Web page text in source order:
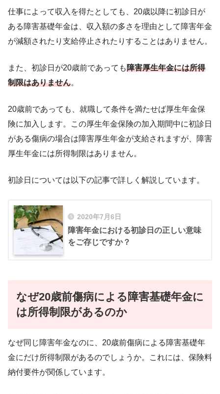
仕事によって収入を得たとしても、20歳以降に初診日が
ある障害基礎年金は、収入額の多さを理由として障害年金
が減額されたり支給停止されたりすることはありません。
また、初診日が20歳前であっても障害厚生年金には所得
制限はありません。
20歳前であっても、就職して条件を満たせば厚生年金保
険に加入します。この厚生年金保険の加入期間中に初診日
がある傷病の場合は障害厚生年金が支給されますが、障害
厚生年金には所得制限はありません。
初診日については以下の記事で詳しく解説しています。
2020年7月6日
障害年金における初診日の正しい意味
をご存じですか？
なぜ20歳前傷病による障害基礎年金に
は所得制限があるのか
なぜ同じ障害年金なのに、20歳前傷病による障害基礎年
金にだけ所得制限があるのでしょうか。これには、保険料
納付要件が関係しています。